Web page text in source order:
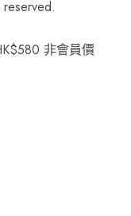
非會員價